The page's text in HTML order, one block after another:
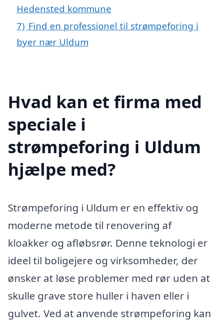
Hedensted kommune
7) Find en professionel til strømpeforing i
byer nær Uldum
Hvad kan et firma med
speciale i
strømpeforing i Uldum
hjælpe med?
Strømpeforing i Uldum er en effektiv og
moderne metode til renovering af
kloakker og afløbsrør. Denne teknologi er
ideel til boligejere og virksomheder, der
ønsker at løse problemer med rør uden at
skulle grave store huller i haven eller i
gulvet. Ved at anvende strømpeforing kan